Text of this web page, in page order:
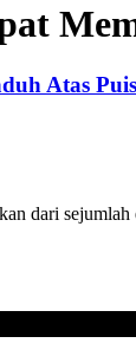
Atas
dari sejumlah